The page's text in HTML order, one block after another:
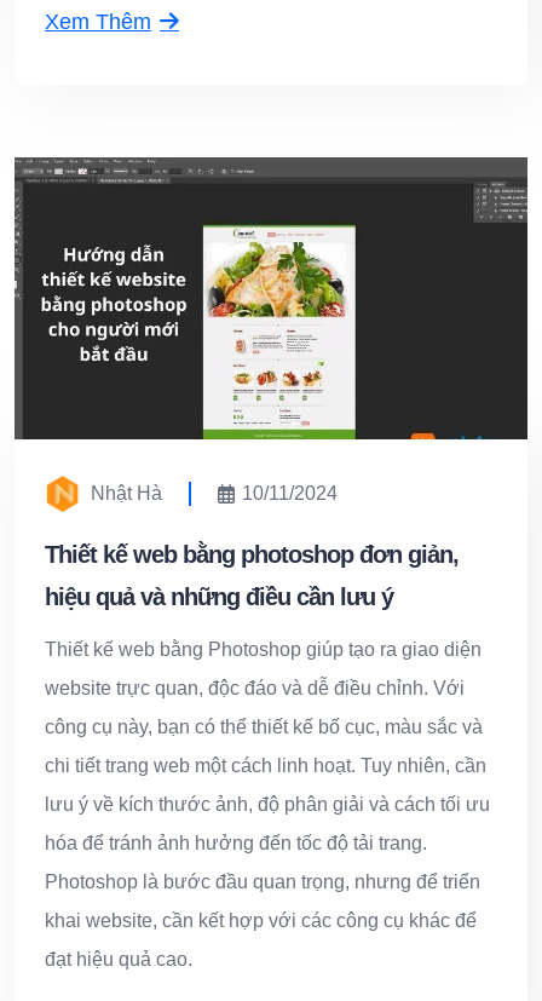
Xem Thêm
Nhật Hà 10/11/2024
Thiết kế web bằng photoshop đơn giản,
hiệu quả và những điều cần lưu ý
Thiết kế web bằng Photoshop giúp tạo ra giao diện
website trực quan, độc đáo và dễ điều chỉnh. Với
công cụ này, bạn có thể thiết kế bố cục, màu sắc và
chi tiết trang web một cách linh hoạt. Tuy nhiên, cần
lưu ý về kích thước ảnh, độ phân giải và cách tối ưu
hóa để tránh ảnh hưởng đến tốc độ tải trang.
Photoshop là bước đầu quan trọng, nhưng để triển
khai website, cần kết hợp với các công cụ khác để
đạt hiệu quả cao.